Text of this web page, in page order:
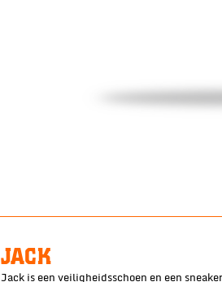
JACK
Jack is een veiligheidsschoen en een